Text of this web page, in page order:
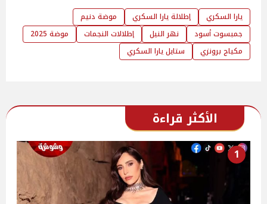
يارا السكري إطلالة يارا السكري
موضة دنيم
جمبسوت أسود
نهر النيل إطلالات النجمات
موضة 2025
مكياج برونزي
ستايل يارا السكري
الأكثر قراءة
1